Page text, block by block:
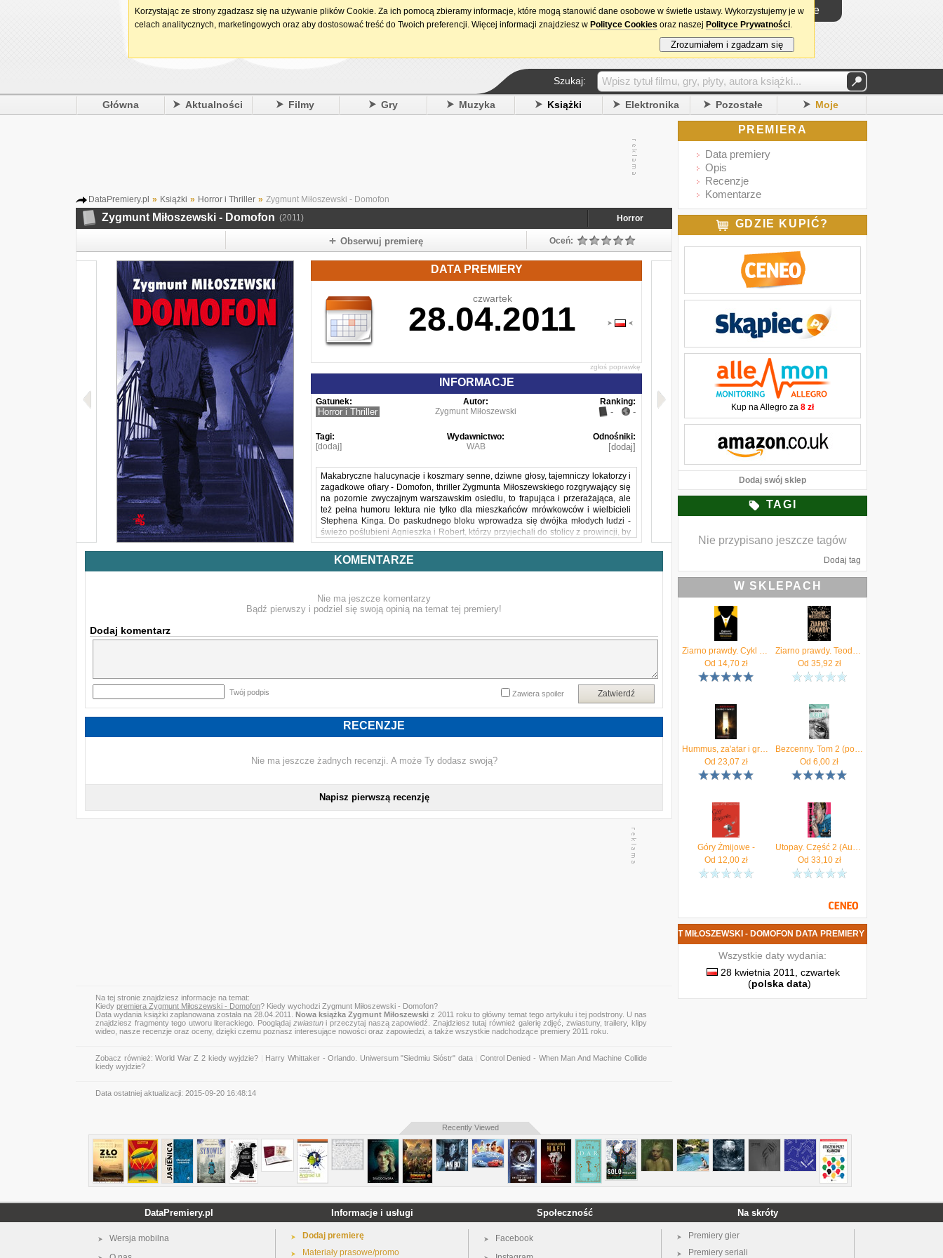
15. urodziny DataPremiery.pl Logowanie
Szukaj:
Główna Aktualności Filmy Gry Muzyka Książki Elektronika Pozostałe Moje
DataPremiery.pl » Książki » Horror i Thriller » Zygmunt Miłoszewski - Domofon
Zygmunt Miłoszewski - Domofon (2011) Horror
Obserwuj premierę Oceń:
DATA PREMIERY
czwartek
28.04.2011
zgłoś poprawkę
INFORMACJE
Gatunek:
Horror i Thriller
Autor:
Zygmunt Miłoszewski
Ranking:
- -
Tagi:
[dodaj]
Wydawnictwo:
WAB
Odnośniki:
[dodaj]
Makabryczne halucynacje i koszmary senne, dziwne głosy, tajemniczy lokatorzy i
zagadkowe ofiary - Domofon, thriller Zygmunta Miłoszewskiego rozgrywający się
na pozornie zwyczajnym warszawskim osiedlu, to frapująca i przerażająca, ale
też pełna humoru lektura nie tylko dla mieszkańców mrówkowców i wielbicieli
Stephena Kinga. Do paskudnego bloku wprowadza się dwójka młodych ludzi -
świeżo poślubieni Agnieszka i Robert, którzy przyjechali do stolicy z prowincji, by
zacząć tu nowe, lepsze życie. Ich pierwszy dzień w nowym domu nie zaczyna się
jednak zbyt zachęcająco - na zalanej krwią klatce schodowej leży człowiek bez
głowy... Ale to dopiero początek koszmaru. Groza narasta, aż w końcu blok
usiłuje rozwikłać trójka bohaterów: Agnieszka, której mąż ulega mrocznym siłom
czającym się w bloku, dziennikarz-alkoholik Wiktor, który zmaga się z własną
czającej się tuż pod powierzchnią pozornie banalnej rzeczywistości. Przewrotny
niczym u Bułhakowa czarny humor, starannie budowana atmosfera, żywe tempo,
doskonałe obserwacje z życia osiedlowej społeczności sprawiają, że Domofon
powieści obyczajowej.
KOMENTARZE
Nie ma jeszcze komentarzy
Bądź pierwszy i podziel się swoją opinią na temat tej premiery!
Dodaj komentarz
Twój podpis Zatwierdź
Zawiera spoiler
RECENZJE
Nie ma jeszcze żadnych recenzji. A może Ty dodasz swoją?
Napisz pierwszą recenzję
Na tej stronie znajdziesz informacje na temat:
Kiedy premiera Zygmunt Miłoszewski - Domofon? Kiedy wychodzi Zygmunt Miłoszewski - Domofon?
Data wydania książki zaplanowana została na 28.04.2011.Nowa książka Zygmunt Miłoszewski z 2011 roku to główny temat tego artykułu i tej podstrony. U nas
znajdziesz fragmenty tego utworu literackiego. Pooglądaj zwiastuni przeczytaj naszą zapowiedź. Znajdziesz tutaj również galerię zdjęć, zwiastuny, trailery, klipy
wideo, nasze recenzje oraz oceny, dzięki czemu poznasz interesujące nowości oraz zapowiedzi, a także wszystkie nadchodzące premiery 2011 roku.
Zobacz również: World War Z 2 kiedy wyjdzie? Harry Whittaker - Orlando. Uniwersum "Siedmiu Sióstr" data
Control Denied - When Man And Machine Collide
kiedy wyjdzie?
Data ostatniej aktualizacji: 2015-09-20 16:48:14
PREMIERA
Data premiery
Opis
Recenzje
Komentarze
GDZIE KUPIĆ?
Kup na Allegro za 8 zł
Dodaj swój sklep
TAGI
Nie przypisano jeszcze tagów
Dodaj tag
W SKLEPACH
Ziarno prawdy. Cykl Teodor Szacki. Tom 2
Od 14,70zł
Ziarno prawdy. Teodor Szacki. Tom 2
Od 35,92 zł
Hummus, za'atar i granaty
Od 23,07 zł
Bezcenny. Tom 2 (pocket)
Od 6,00 zł
Góry Żmijowe -
Od 12,00zł
Utopay. Część 2 (Audiobook)
Od 33,10zł
NOWA KSIĄŻKA ZYGMUNT MIŁOSZEWSKI - DOMOFON DATA PREMIERY
Wszystkie daty wydania:
28 kwietnia 2011, czwartek
(polska data)
Recently Viewed
DataPremiery.pl
Wersja mobilna
Informacje i usługi
Dodaj premierę
Materiały prasowe/promo
Społeczność
Facebook
Na skróty
Premiery gier
Premiery seriali
Korzystając ze strony zgadzasz się na używanie plików Cookie. Za ich pomocą zbieramy informacje, które mogą stanowić dane osobowe w świetle ustawy. Wykorzystujemy je w
celach analitycznych, marketingowych oraz aby dostosować treść do Twoich preferencji. Więcej informacji znajdziesz w Polityce Cookies oraz naszej Polityce Prywatności.
Zrozumiałem i zgadzam się